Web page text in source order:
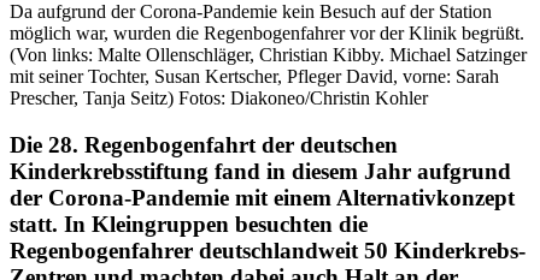
Da aufgrund der Corona-Pandemie kein Besuch auf der Station
möglich war, wurden die Regenbogenfahrer vor der Klinik begrüßt.
(Von links: Malte Ollenschläger, Christian Kibby. Michael Satzinger
mit seiner Tochter, Susan Kertscher, Pfleger David, vorne: Sarah
Prescher, Tanja Seitz) Fotos: Diakoneo/Christin Kohler
Die 28. Regenbogenfahrt der deutschen
Kinderkrebsstiftung fand in diesem Jahr aufgrund
der Corona-Pandemie mit einem Alternativkonzept
statt. In Kleingruppen besuchten die
Regenbogenfahrer deutschlandweit 50 Kinderkrebs-